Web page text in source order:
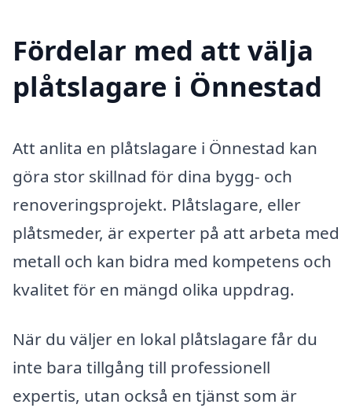
Fördelar med att välja
plåtslagare i Önnestad
Att anlita en plåtslagare i Önnestad kan
göra stor skillnad för dina bygg- och
renoveringsprojekt. Plåtslagare, eller
plåtsmeder, är experter på att arbeta med
metall och kan bidra med kompetens och
kvalitet för en mängd olika uppdrag.
När du väljer en lokal plåtslagare får du
inte bara tillgång till professionell
expertis, utan också en tjänst som är